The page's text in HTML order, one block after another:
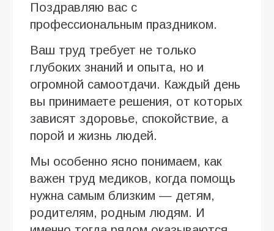
Поздравляю вас с
профессиональным праздником.
Ваш труд требует не только
глубоких знаний и опыта, но и
огромной самоотдачи. Каждый день
вы принимаете решения, от которых
зависят здоровье, спокойствие, а
порой и жизнь людей.
Мы особенно ясно понимаем, как
важен труд медиков, когда помощь
нужна самым близким — детям,
родителям, родным людям. И